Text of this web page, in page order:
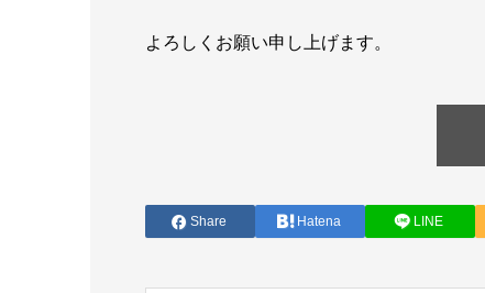
よろしくお願い申し上げます。
Share Hatena LINE